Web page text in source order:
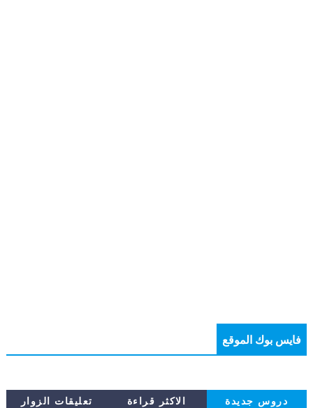
فايس بوك الموقع
دروس جديدة الاكثر قراءة تعليقات الزوار